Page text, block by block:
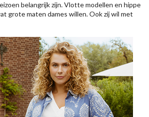
belangrijk zijn. Vlotte modellen en hippe
grote maten dames willen. Ook zij wil met